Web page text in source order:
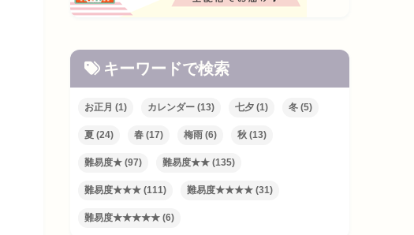
キーワードで検索
お正月 (1) カレンダー (13) 七夕 (1) 冬 (5)
夏 (24) 春 (17) 梅雨 (6) 秋 (13)
難易度★ (97) 難易度★★ (135)
難易度★★★ (111) 難易度★★★★ (31)
難易度★★★★★ (6)